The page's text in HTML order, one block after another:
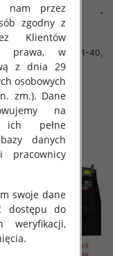
męskie jeans Roz 31-40,
.Paczka 10 szt
55.00 zł
szczegóły
nam przez
zgodny z
Klientów
prawa, w
z dnia 29
osobowych
zm.). Dane
na
ich pełne
danych
pracownicy
swoje dane
dostępu do